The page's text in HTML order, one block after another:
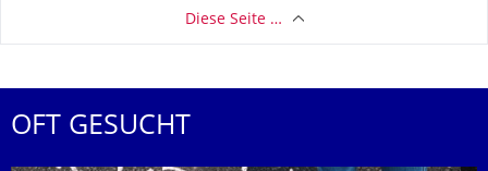
Diese Seite …
OFT GESUCHT